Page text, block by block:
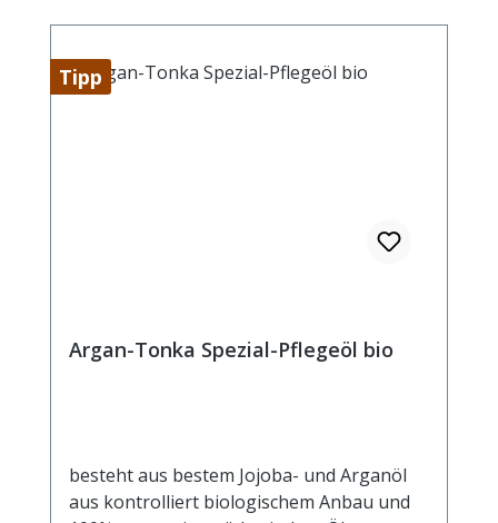
Tipp
Argan-Tonka Spezial-Pflegeöl bio
besteht aus bestem Jojoba- und Arganöl
aus kontrolliert biologischem Anbau und